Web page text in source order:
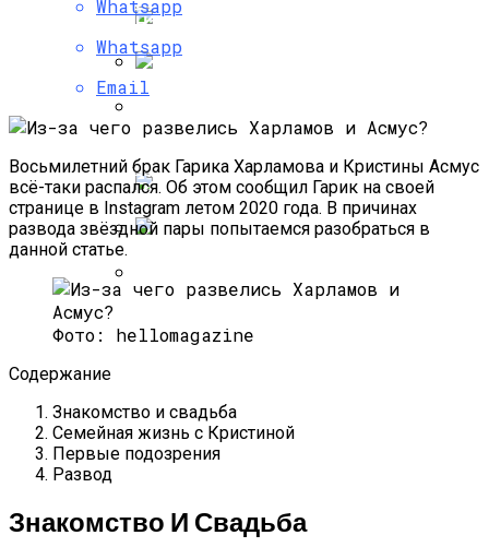
Что Можно И Нельзя Есть При
Хроническом Гастрите, Правила Диеты
И Примерное Меню
Эффективных Диета 2468, Меню На
Научиться Продавать Что Угодно
Как Определить Свое Психическое
Состояние С Помощью
Психологических Тестов?
Психологической Защиты От
Whatsapp
Whatsapp
Email
Восьмилетний брак Гарика Харламова и Кристины Асмус
всё-таки распался. Об этом сообщил Гарик на своей
странице в Instagram летом 2020 года. В причинах
развода звёздной пары попытаемся разобраться в
данной статье.
Фото: hellomagazine
Содержание
Знакомство и свадьба
Семейная жизнь с Кристиной
Первые подозрения
Развод
Знакомство И Свадьба